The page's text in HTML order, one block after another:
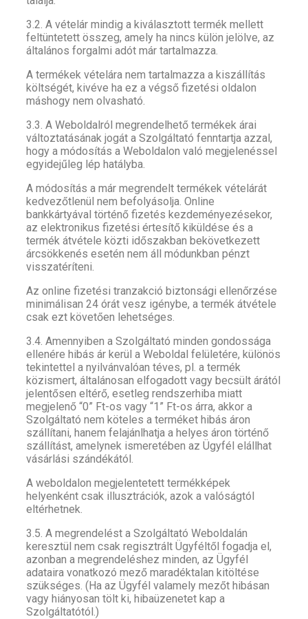
3.2. A vételár mindig a kiválasztott termék mellett
feltüntetett összeg, amely ha nincs külön jelölve, az
általános forgalmi adót már tartalmazza.
A termékek vételára nem tartalmazza a kiszállítás
költségét, kivéve ha ez a végső fizetési oldalon
máshogy nem olvasható.
3.3. A Weboldalról megrendelhető termékek árai
változtatásának jogát a Szolgáltató fenntartja azzal,
hogy a módosítás a Weboldalon való megjelenéssel
egyidejűleg lép hatályba.
A módosítás a már megrendelt termékek vételárát
kedvezőtlenül nem befolyásolja. Online
bankkártyával történő fizetés kezdeményezésekor,
az elektronikus fizetési értesítő kiküldése és a
termék átvétele közti időszakban bekövetkezett
árcsökkenés esetén nem áll módunkban pénzt
visszatéríteni.
Az online fizetési tranzakció biztonsági ellenőrzése
minimálisan 24 órát vesz igénybe, a termék átvétele
csak ezt követően lehetséges.
3.4. Amennyiben a Szolgáltató minden gondossága
ellenére hibás ár kerül a Weboldal felületére, különös
tekintettel a nyilvánvalóan téves, pl. a termék
közismert, általánosan elfogadott vagy becsült árától
jelentősen eltérő, esetleg rendszerhiba miatt
megjelenő “0” Ft-os vagy “1” Ft-os árra, akkor a
Szolgáltató nem köteles a terméket hibás áron
szállítani, hanem felajánlhatja a helyes áron történő
szállítást, amelynek ismeretében az Ügyfél elállhat
vásárlási szándékától.
A weboldalon megjelentetett termékképek
helyenként csak illusztrációk, azok a valóságtól
eltérhetnek.
3.5. A megrendelést a Szolgáltató Weboldalán
keresztül nem csak regisztrált Ügyféltől fogadja el,
azonban a megrendeléshez minden, az Ügyfél
adataira vonatkozó mező maradéktalan kitöltése
szükséges. (Ha az Ügyfél valamely mezőt hibásan
vagy hiányosan tölt ki, hibaüzenetet kap a
Szolgáltatótól.)